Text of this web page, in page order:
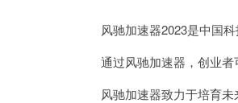
风驰加速器2023是中国科
通过风驰加速器，创业者
风驰加速器致力于培育未